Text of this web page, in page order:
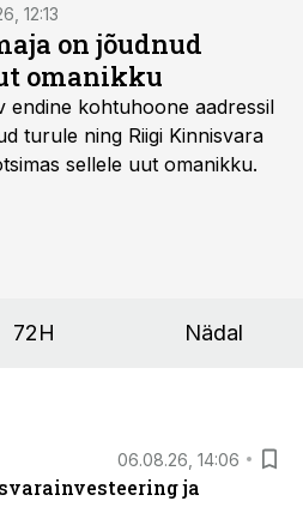
12:13
on jõudnud
omanikku
endine kohtuhoone aadressil
turule ning Riigi Kinnisvara
sellele uut omanikku.
72H Nädal
06.08.26, 14:06
ja